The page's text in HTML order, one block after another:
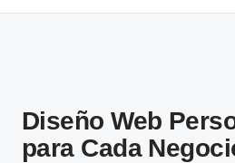
Diseño Web
para Cada